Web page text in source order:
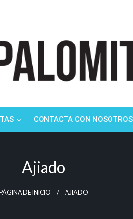
CONTACTA CON NOSOTROS
Ajiado
PÁGINA DE INICIO AJIADO